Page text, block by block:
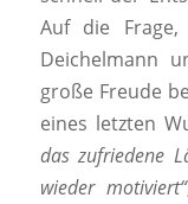
Auf die
Deichelmann
große Freude
eines letzten
das zufriedene
wieder motiviert“